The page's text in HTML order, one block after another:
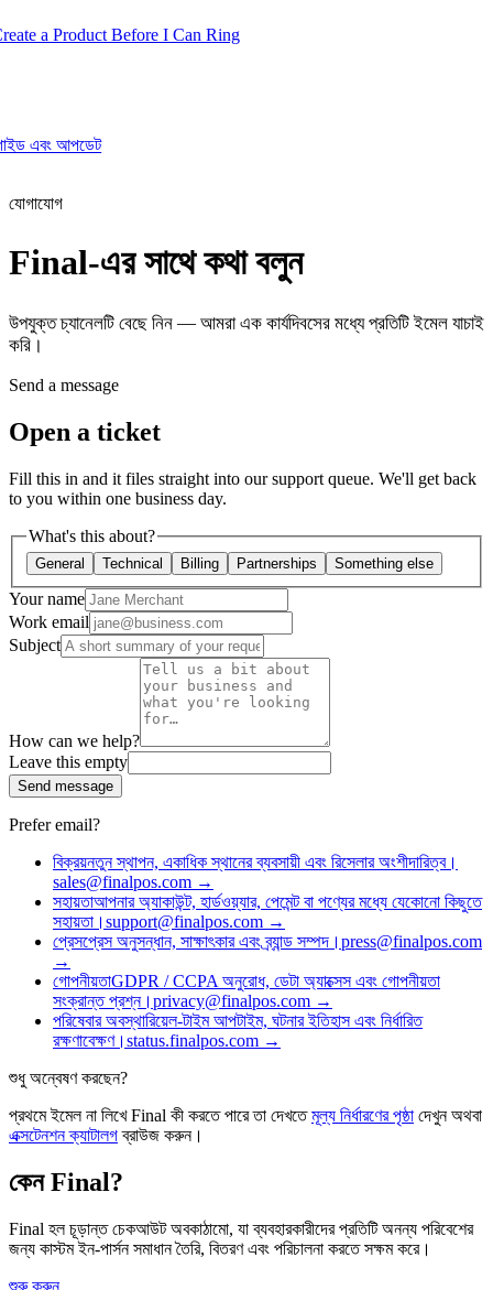
a Product Before I Can Ring
এবং আপডেট
Merchant Hub ManageManage your business
PayFair & easy payments RunMake any device your POS
custom capabilities
Flows
Hardware Pricing
Solutions
ব্যবসায়ীদের জন্য Build a custom POS for your business
পুনর্বিক্রেতাদের জন্যLaunch and monetize a branded POS
Use Cases
Front-of-house checkout
service flows
হ্যান্ডহেল্ড চেকআউট
Resources
নোটস What's new in our latest release সহায়তা কেন্দ্র MCP সার্ভার
যোগাযোগ
Final-এর সাথে কথা বলুন
উপযুক্ত চ্যানেলটি বেছে নিন — আমরা এক কার্যদিবসের মধ্যে প্রতিটি ইমেল যাচাই
করি।
Send a message
Open a ticket
Fill this in and it files straight into our support queue. We'll get back
to you within one business day.
What's this about?
General Technical Billing Partnerships Something else
Your name
Work email
Subject
How can we help?
Leave this empty
Send message
Prefer email?
বিক্রয়নতুন স্থাপন, একাধিক স্থানের ব্যবসায়ী এবং রিসেলার অংশীদারিত্ব।
sales@finalpos.com →
সহায়তাআপনার অ্যাকাউন্ট, হার্ডওয়্যার, পেমেন্ট বা পণ্যের মধ্যে যেকোনো কিছুতে
সহায়তা। support@finalpos.com →
প্রেসপ্রেস অনুসন্ধান, সাক্ষাৎকার এবং ব্র্যান্ড সম্পদ। press@finalpos.com
→
গোপনীয়তাGDPR / CCPA অনুরোধ, ডেটা অ্যাক্সেস এবং গোপনীয়তা
সংক্রান্ত প্রশ্ন। privacy@finalpos.com →
পরিষেবার অবস্থারিয়েল-টাইম আপটাইম, ঘটনার ইতিহাস এবং নির্ধারিত
রক্ষণাবেক্ষণ। status.finalpos.com →
শুধু অন্বেষণ করছেন?
প্রথমে ইমেল না লিখে Final কী করতে পারে তা দেখতেমূল্য নির্ধারণের পৃষ্ঠা দেখুন অথবা
এক্সটেনশন ক্যাটালগব্রাউজ করুন।
কেন Final?
Final হল চূড়ান্ত চেকআউট অবকাঠামো, যা ব্যবহারকারীদের প্রতিটি অনন্য পরিবেশের
জন্য কাস্টম ইন-পার্সন সমাধান তৈরি, বিতরণ এবং পরিচালনা করতে সক্ষম করে।